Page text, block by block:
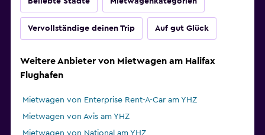
Vervollständige deinen Trip Auf gut Glück
Weitere Anbieter von Mietwagen am Halifax
Flughafen
Mietwagen von Enterprise Rent-A-Car am YHZ
Mietwagen von Avis am YHZ